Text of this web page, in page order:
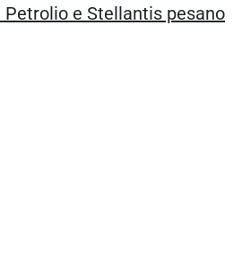
e Stellantis pesano